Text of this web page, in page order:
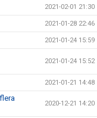
2021-02-01 21:30
2021-01-28 22:46
2021-01-24 15:59
2021-01-24 15:52
2021-01-21 14:48
2020-12-21 14:20